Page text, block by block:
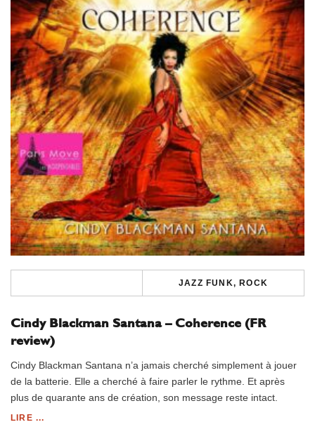
JAZZ FUNK, ROCK
Cindy Blackman Santana – Coherence (FR
review)
Cindy Blackman Santana n’a jamais cherché simplement à jouer
de la batterie. Elle a cherché à faire parler le rythme. Et après
plus de quarante ans de création, son message reste intact.
LIRE ...